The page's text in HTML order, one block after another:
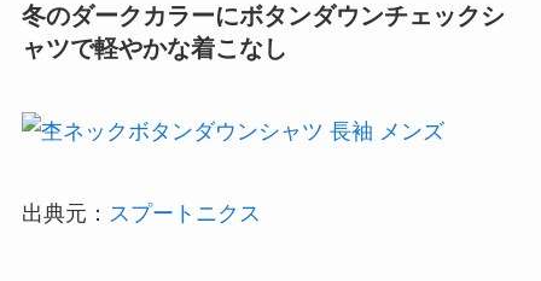
冬のダークカラーにボタンダウンチェックシ
ャツで軽やかな着こなし
出典元： スプートニクス